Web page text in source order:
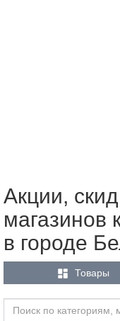
Акции,
магазинов
в городе
 Товары